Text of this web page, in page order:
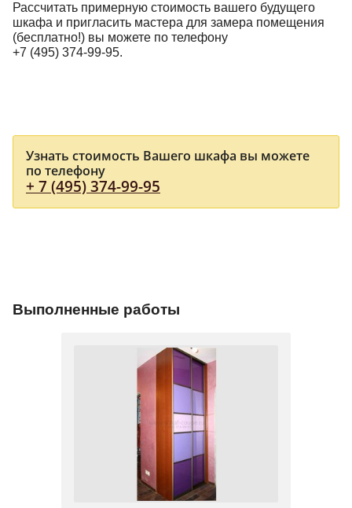
Рассчитать примерную стоимость вашего будущего
шкафа и пригласить мастера для замера помещения
(бесплатно!) вы можете по телефону
+7 (495) 374-99-95.
Узнать стоимость Вашего шкафа вы можете
по телефону
+ 7 (495) 374-99-95
Выполненные работы